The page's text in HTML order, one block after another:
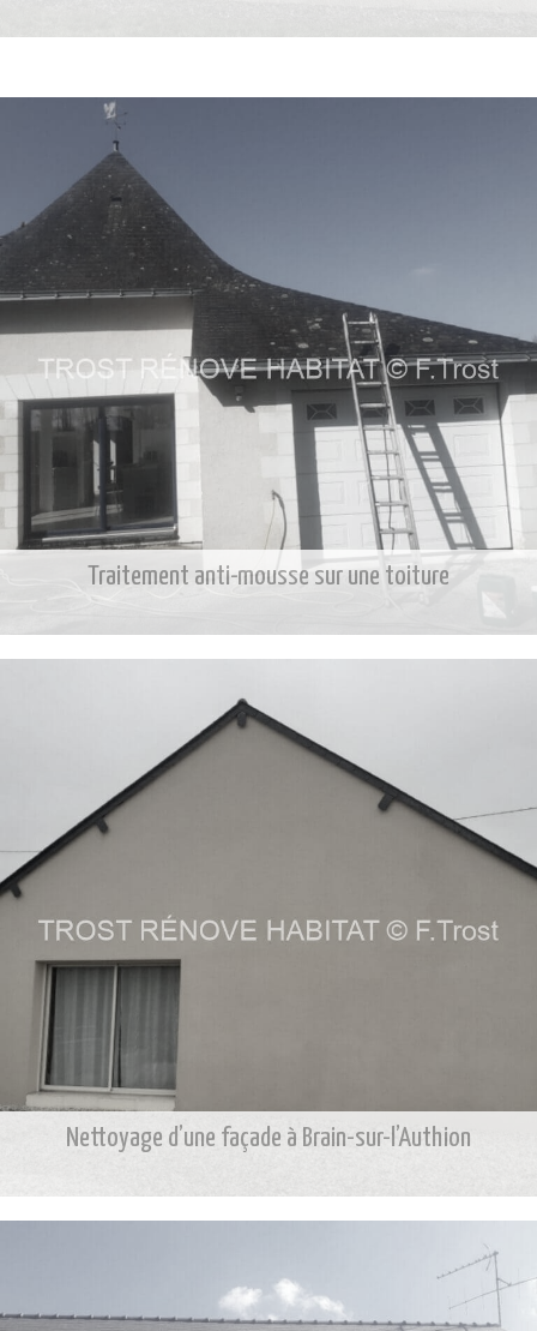
Traitement anti-mousse sur une toiture
Nettoyage d’une façade à Brain-sur-l’Authion